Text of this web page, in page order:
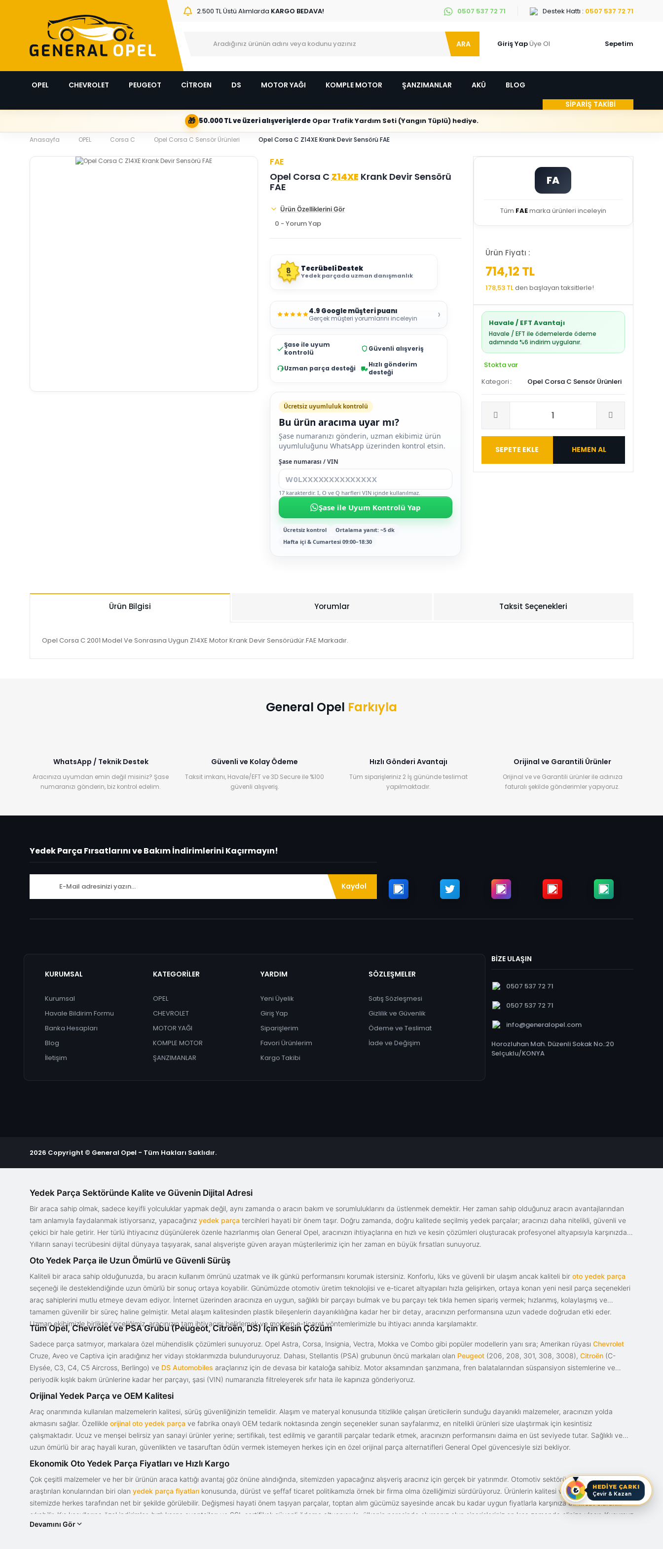
2.500 TL Üstü Alımlarda KARGO BEDAVA! 0507 537 72 71 Destek Hattı : 0507 537 72 71
ARA Giriş YapÜye Ol Sepetim
OPEL CHEVROLET PEUGEOT CİTROEN DS MOTOR YAĞI KOMPLE MOTOR ŞANZIMANLAR AKÜ
BLOG
SİPARİŞ TAKİBİ
🎁 50.000 TL ve üzeri alışverişlerdeOpar Trafik Yardım Seti (Yangın Tüplü) hediye.
Anasayfa OPEL Corsa C Opel Corsa C Sensör Ürünleri Opel Corsa C Z14XE Krank Devir Sensörü FAE
FAE
Opel Corsa C Z14XE Krank Devir Sensörü
FAE
Ürün Özelliklerini Gör
0 - Yorum Yap
8
YIL
Tecrübeli Destek
Yedek parçada uzman danışmanlık
4.9 Google müşteri puanı
Gerçek müşteri yorumlarını inceleyin ›
Şase ile uyum
kontrolü
Güvenli alışveriş
Uzman parça desteği
Hızlı gönderim
desteği
Ücretsiz uyumluluk kontrolü
Bu ürün aracıma uyar mı?
Şase numaranızı gönderin, uzman ekibimiz ürün
uyumluluğunu WhatsApp üzerinden kontrol etsin.
Şase numarası / VIN
17 karakterdir. I, O ve Q harfleri VIN içinde kullanılmaz.
Şase ile Uyum Kontrolü Yap
Ücretsiz kontrol
Ortalama yanıt: ~5 dk
Hafta içi & Cumartesi 09:00–18:30
FA
Tüm FAEmarka ürünleri inceleyin
Ürün Fiyatı :
714,12 TL
178,53 TLden başlayan taksitlerle!
Havale / EFT Avantajı
Havale / EFT ile ödemelerde ödeme
adımında %6 indirim uygulanır.
Stokta var
Kategori
Opel Corsa C Sensör Ürünleri
SEPETE EKLE HEMEN AL
Ürün Bilgisi Yorumlar Taksit Seçenekleri
Opel Corsa C 2001 Model Ve Sonrasına Uygun Z14XE Motor Krank Devir Sensörüdür.FAE Markadır.
General Opel Farkıyla
WhatsApp / Teknik Destek
Aracınıza uyumdan emin değil misiniz? Şase
numaranızı gönderin, biz kontrol edelim.
Güvenli ve Kolay Ödeme
Taksit imkanı, Havale/EFT ve 3D Secure ile %100
güvenli alışveriş.
Hızlı Gönderi Avantajı
Tüm siparişleriniz 2 İş gününde teslimat
yapılmaktadır.
Orijinal ve Garantili Ürünler
Orijinal ve ve Garantili ürünler ile adınıza
faturalı şekilde gönderimler yapıyoruz.
Yedek Parça Fırsatlarını ve Bakım İndirimlerini Kaçırmayın!
Kaydol
KURUMSAL
Kurumsal
Havale Bildirim Formu
Banka Hesapları
Blog
İletişim
KATEGORİLER
OPEL
CHEVROLET
MOTOR YAĞI
KOMPLE MOTOR
ŞANZIMANLAR
YARDIM
Yeni Üyelik
Giriş Yap
Siparişlerim
Favori Ürünlerim
Kargo Takibi
SÖZLEŞMELER
Satış Sözleşmesi
Gizlilik ve Güvenlik
Ödeme ve Teslimat
İade ve Değişim
BİZE ULAŞIN
0507 537 72 71
0507 537 72 71
info@generalopel.com
Horozluhan Mah. Düzenli Sokak No.:20
Selçuklu/KONYA
2026 Copyright © General Opel - Tüm Hakları Saklıdır.
HEDİYE ÇARKI
Çevir & Kazan
Yedek Parça Sektöründe Kalite ve Güvenin Dijital Adresi
Bir araca sahip olmak, sadece keyifli yolculuklar yapmak değil, aynı zamanda o aracın bakım ve sorumluluklarını da üstlenmek demektir. Her zaman sahip olduğunuz aracın avantajlarından
tam anlamıyla faydalanmak istiyorsanız, yapacağınız yedek parça tercihleri hayati bir önem taşır. Doğru zamanda, doğru kalitede seçilmiş yedek parçalar; aracınızı daha nitelikli, güvenli ve
çekici bir hale getirir. Her türlü ihtiyacınız düşünülerek özenle hazırlanmış olan General Opel, aracınızın ihtiyaçlarına en hızlı ve kesin çözümleri oluşturacak profesyonel altyapısıyla karşınızda.
Yılların sanayi tecrübesini dijital dünyaya taşıyarak, sanal alışverişte güven arayan müşterilerimiz için her zaman en büyük fırsatları sunuyoruz.
Oto Yedek Parça ile Uzun Ömürlü ve Güvenli Sürüş
Kaliteli bir araca sahip olduğunuzda, bu aracın kullanım ömrünü uzatmak ve ilk günkü performansını korumak istersiniz. Konforlu, lüks ve güvenli bir ulaşım ancak kaliteli bir oto yedek parça
seçeneği ile desteklendiğinde uzun ömürlü bir sonuç ortaya koyabilir. Günümüzde otomotiv üretim teknolojisi ve e-ticaret altyapıları hızla gelişirken, ortaya konan yeni nesil parça seçenekleri
araç sahiplerini mutlu etmeye devam ediyor. İnternet üzerinden aracınıza en uygun, sağlıklı bir parçayı bulmak ve bu parçayı tek tıkla hemen sipariş vermek; hızlanmış, kolaylaşmış ve
tamamen güvenilir bir süreç haline gelmiştir. Metal alaşım kalitesinden plastik bileşenlerin dayanıklılığına kadar her bir detay, aracınızın performansına uzun vadede doğrudan etki eder.
Uzman ekibimizle birlikte önceliğimiz, aracınızın tam ihtiyacını belirlemek ve modern e-ticaret yöntemlerimizle bu ihtiyacı anında karşılamaktır.
Tüm Opel, Chevrolet ve PSA Grubu (Peugeot, Citroën, DS) İçin Kesin Çözüm
Sadece parça satmıyor, markalara özel mühendislik çözümleri sunuyoruz. Opel Astra, Corsa, Insignia, Vectra, Mokka ve Combo gibi popüler modellerin yanı sıra; Amerikan rüyası Chevrolet
Cruze, Aveo ve Captiva için aradığınız her vidayı stoklarımızda bulunduruyoruz. Dahası, Stellantis (PSA) grubunun öncü markaları olan Peugeot (206, 208, 301, 308, 3008), Citroën (C-
Elysée, C3, C4, C5 Aircross, Berlingo) ve DS Automobiles araçlarınız için de devasa bir kataloğa sahibiz. Motor aksamından şanzımana, fren balatalarından süspansiyon sistemlerine ve
periyodik kışlık bakım ürünlerine kadar her parçayı, şasi (VIN) numaranızla filtreleyerek sıfır hata ile kapınıza gönderiyoruz.
Orijinal Yedek Parça ve OEM Kalitesi
Araç onarımında kullanılan malzemelerin kalitesi, sürüş güvenliğinizin temelidir. Alaşım ve materyal konusunda titizlikle çalışan üreticilerin sunduğu dayanıklı malzemeler, aracınızın yolda
akmasını sağlar. Özellikle orijinal oto yedek parça ve fabrika onaylı OEM tedarik noktasında zengin seçenekler sunan sayfalarımız, en nitelikli ürünleri size ulaştırmak için kesintisiz
çalışmaktadır. Ucuz ve menşei belirsiz yan sanayi ürünler yerine; sertifikalı, test edilmiş ve garantili parçalar tedarik etmek, aracınızın performansını daima en üst seviyede tutar. Sağlıklı ve
uzun ömürlü bir araç hayali kuran, güvenlikten ve tasaruftan ödün vermek istemeyen herkes için en özel orijinal parça alternatifleri General Opel güvencesiyle sizi bekliyor.
Ekonomik Oto Yedek Parça Fiyatları ve Hızlı Kargo
Çok çeşitli malzemeler ve her bir ürünün araca kattığı avantaj göz önüne alındığında, sitemizden yapacağınız alışveriş aracınız için gerçek bir yatırımdır. Otomotiv sektörünün en çok
araştırılan konularından biri olan yedek parça fiyatları konusunda, dürüst ve şeffaf ticaret politikamızla örnek bir firma olma özelliğimizi sürdürüyoruz. Ürünlerin kalitesi ve bunun fiyat karşılığı
sitemizde herkes tarafından net bir şekilde görülebilir. Değişmesi hayati önem taşıyan parçalar, toptan alım gücümüz sayesinde ancak bu kadar uygun fiyatlarla karşınıza bir fırsat olarak
çıkabilir. Kış koşullarına özel indirimler, hızlı kargo avantajları ve SSL sertifikalı güvenli ödeme altyapısıyla; ülkenin neresinde olursanız olun siparişleriniz en kısa zamanda elinize ulaşır. Kusursuz
bir tasarım ve güce sahip olan aracınızın değerini korumak, uygun fiyat avantajıyla parça kalitesini birleştirmek için doğru yerdesiniz.
Devamını Gör